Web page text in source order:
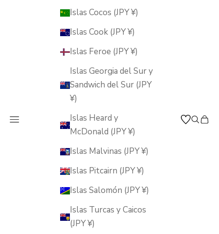
MUSUBI KILN
Abrir menú de navegación Abrir
Islas Cocos (JPY ¥)
Islas Cook (JPY ¥)
Islas Feroe (JPY ¥)
Islas Georgia del Sur y
Sandwich del Sur (JPY
¥)
Islas Heard y
McDonald (JPY ¥)
Islas Malvinas (JPY ¥)
Islas Pitcairn (JPY ¥)
Islas Salomón (JPY ¥)
Islas Turcas y Caicos
(JPY ¥)